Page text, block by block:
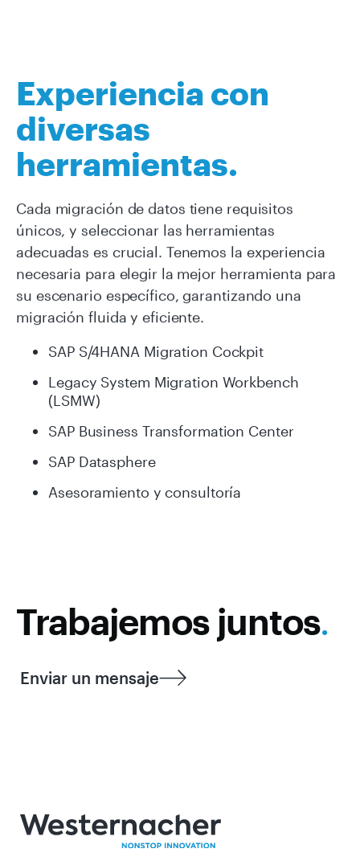
Experiencia con
diversas
herramientas.
Cada migración de datos tiene requisitos
únicos, y seleccionar las herramientas
adecuadas es crucial. Tenemos la experiencia
necesaria para elegir la mejor herramienta para
su escenario específico, garantizando una
migración fluida y eficiente.
SAP S/4HANA Migration Cockpit
Legacy System Migration Workbench
(LSMW)
SAP Business Transformation Center
SAP Datasphere
Asesoramiento y consultoría
Trabajemos juntos.
Enviar un mensaje